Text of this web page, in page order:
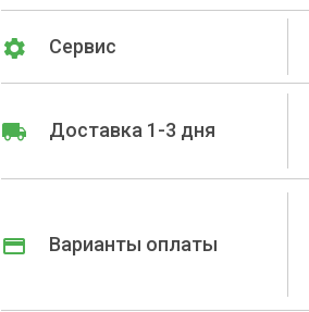
Сервис
Доставка 1-3 дня
Варианты оплаты